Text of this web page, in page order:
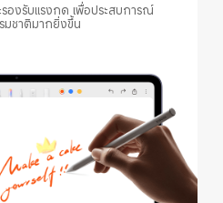
องรับแรงกด เพื่อประสบการณ์
รมชาติมากยิ่งขึ้น